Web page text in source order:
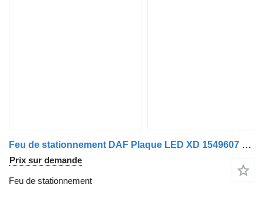
Feu de stationnement DAF Plaque LED XD 1549607 XD/XF SpaceSH NEUVE pour camion DAF XD
Prix sur demande
Feu de stationnement